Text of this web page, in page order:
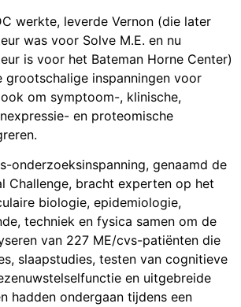
werkte, leverde Vernon (die later
was voor Solve M.E. en nu
is voor het Bateman Horne Center)
grootschalige inspanningen voor
om symptoom-, klinische,
en proteomische
onderzoeksinspanning, genaamd de
Challenge, bracht experten op het
biologie, epidemiologie,
techniek en fysica samen om de
van 227 ME/cvs-patiënten die
slaapstudies, testen van cognitieve
en uitgebreide
hadden ondergaan tijdens een